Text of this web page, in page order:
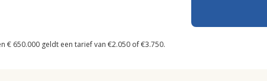
€ 650.000 geldt een tarief van €2.050 of €3.750.